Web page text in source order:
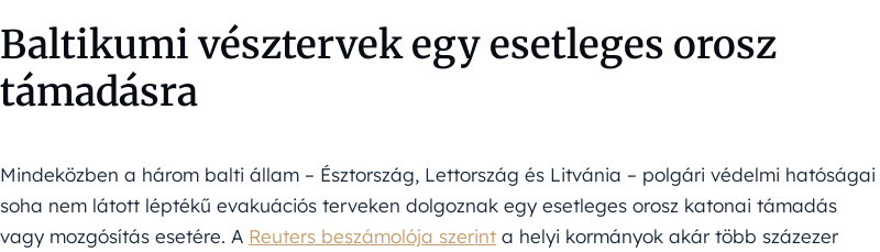
Baltikumi vésztervek egy esetleges orosz
támadásra
Mindeközben a három balti állam – Észtország, Lettország és Litvánia – polgári védelmi hatóságai
soha nem látott léptékű evakuációs terveken dolgoznak egy esetleges orosz katonai támadás
vagy mozgósítás esetére. A Reuters beszámolója szerint a helyi kormányok akár több százezer